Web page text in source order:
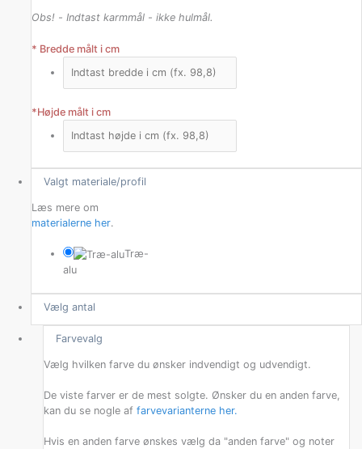
Obs! - Indtast karmmål - ikke hulmål.
* Bredde målt i cm
*Højde målt i cm
Valgt materiale/profil
Læs mere om
materialerne her.
Træ-
alu
Vælg antal
Farvevalg
Vælg hvilken farve du ønsker indvendigt og udvendigt.
De viste farver er de mest solgte. Ønsker du en anden farve,
kan du se nogle affarvevarianterne her.
Hvis en anden farve ønskes vælg da "anden farve" og noter